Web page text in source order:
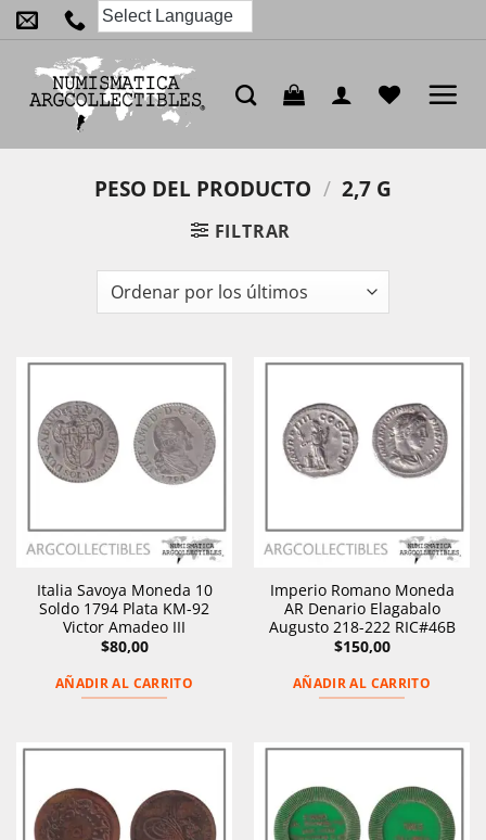
Saltar
al
contenido
PESO DEL PRODUCTO / 2,7 G
FILTRAR
Italia Savoya Moneda 10
Soldo 1794 Plata KM-92
Victor Amadeo III
$80,00
AÑADIR AL CARRITO
Imperio Romano Moneda
AR Denario Elagabalo
Augusto 218-222 RIC#46B
$150,00
AÑADIR AL CARRITO